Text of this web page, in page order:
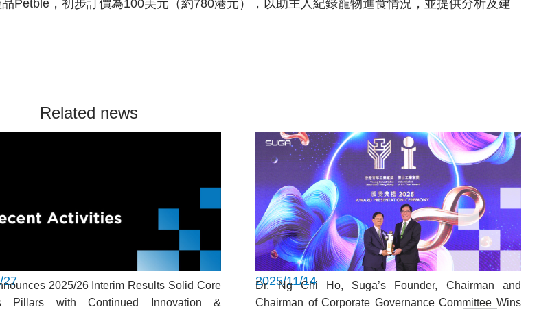
Petble，初步訂價為100美元（約780港元），以助主人紀錄寵物進食情況，並提供分析及建
Related news
27
2025/26 Interim Results Solid Core
Pillars with Continued Innovation &
2025/11/14
Dr. Ng Chi Ho, Suga’s Founder, Chairman and
Chairman of Corporate Governance Committee Wins